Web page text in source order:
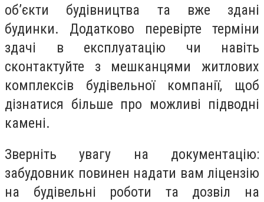
об’єкти будівництва та вже здані
будинки. Додатково перевірте терміни
здачі в експлуатацію чи навіть
сконтактуйте з мешканцями житлових
комплексів будівельної компанії, щоб
дізнатися більше про можливі підводні
камені.
Зверніть увагу на документацію:
забудовник повинен надати вам ліцензію
на будівельні роботи та дозвіл на